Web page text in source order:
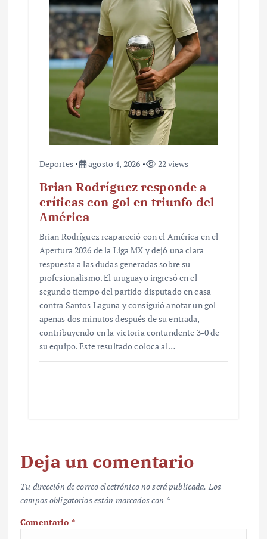
Deportes agosto 4, 2026 22 views
Brian Rodríguez responde a
críticas con gol en triunfo del
América
Brian Rodríguez reapareció con el América en el
Apertura 2026 de la Liga MX y dejó una clara
respuesta a las dudas generadas sobre su
profesionalismo. El uruguayo ingresó en el
segundo tiempo del partido disputado en casa
contra Santos Laguna y consiguió anotar un gol
apenas dos minutos después de su entrada,
contribuyendo en la victoria contundente 3-0 de
su equipo. Este resultado coloca al…
Deja un comentario
Tu dirección de correo electrónico no será publicada. Los
campos obligatorios están marcados con *
Comentario *